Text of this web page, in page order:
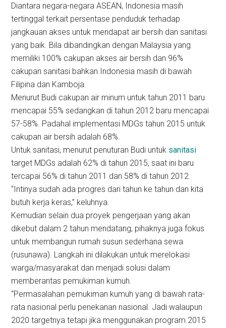
Diantara negara-negara ASEAN, Indonesia masih
tertinggal terkait persentase penduduk terhadap
jangkauan akses untuk mendapat air bersih dan sanitasi
yang baik. Bila dibandingkan dengan Malaysia yang
memiliki 100% cakupan akses air bersih dan 96%
cakupan sanitasi bahkan Indonesia masih di bawah
Filipina dan Kamboja.
Menurut Budi cakupan air minum untuk tahun 2011 baru
mencapai 55% sedangkan di tahun 2012 baru mencapai
57-58%. Padahal implementasi MDGs tahun 2015 untuk
cakupan air bersih adalah 68%.
Untuk sanitasi, menurut penuturan Budi untuk sanitasi
target MDGs adalah 62% di tahun 2015, saat ini baru
tercapai 56% di tahun 2011 dan 58% di tahun 2012.
“Intinya sudah ada progres dari tahun ke tahun dan kita
butuh kerja keras,” keluhnya.
Kemudian selain dua proyek pengerjaan yang akan
dikebut dalam 2 tahun mendatang, pihaknya juga fokus
untuk membangun rumah susun sederhana sewa
(rusunawa). Langkah ini dilakukan untuk merelokasi
warga/masyarakat dan menjadi solusi dalam
memberantas pemukiman kumuh.
“Permasalahan pemukiman kumuh yang di bawah rata-
rata nasional perlu penekanan nasional. Jadi walaupun
2020 targetnya tetapi jika menggunakan program 2015